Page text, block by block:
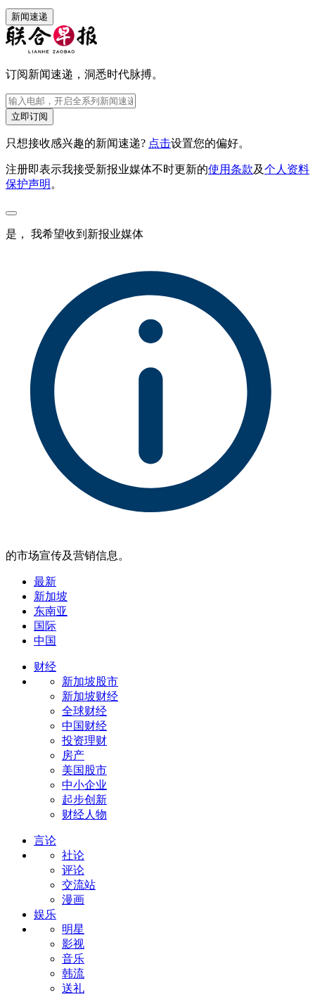
新闻速递
订阅新闻速递，洞悉时代脉搏。
立即订阅
只想接收感兴趣的新闻速递? 点击设置您的偏好。
注册即表示我接受新报业媒体不时更新的使用条款及个人资料
保护声明 。
是， 我希望收到新报业媒体
的市场宣传及营销信息。
最新
新加坡
东南亚
国际
中国
财经
新加坡股市
新加坡财经
全球财经
中国财经
投资理财
房产
美国股市
中小企业
起步创新
财经人物
言论
社论
评论
交流站
漫画
娱乐
明星
影视
音乐
韩流
送礼